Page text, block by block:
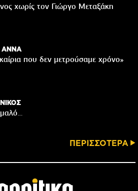
χωρίς τον Γιώργο Μεταξάκη
ΑΝΝΑ
που δεν μετρούσαμε χρόνο»
ΠΕΡΙΣΣΟΤΕΡΑ